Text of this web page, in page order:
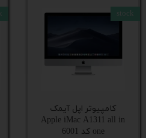
کامپیوتر اپل آیمک
Apple iMac A1311 all in
one کد 6001
stock